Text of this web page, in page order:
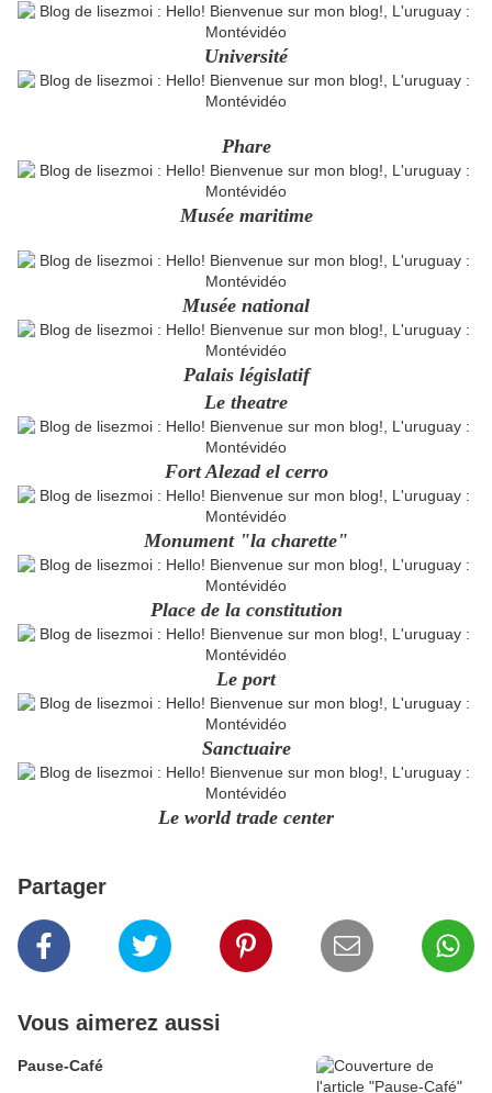
Université
Phare
Musée maritime
Musée national
Palais législatif
Le theatre
Fort Alezad el cerro
Monument "la charette"
Place de la constitution
Le port
Sanctuaire
Le world trade center
Partager
Vous aimerez aussi
Pause-Café